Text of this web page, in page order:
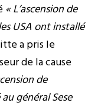
« L’ascension de
USA ont installé
a pris le
de la cause
de
général Sese